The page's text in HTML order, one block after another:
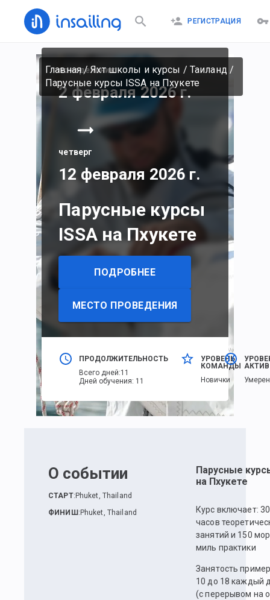
РЕГИСТРАЦИЯ
Главная/Яхт школы и курсы / Таиланд/
Парусные курсы ISSA на Пхукете
понедельник
2 февраля 2026 г.
четверг
12 февраля 2026 г.
Парусные курсы
ISSA на Пхукете
ПОДРОБНЕЕ
МЕСТО ПРОВЕДЕНИЯ
ПРОДОЛЖИТЕЛЬНОСТЬ
Всего дней:11
Дней обучения: 11
УРОВЕНЬ
КОМАНДЫ
Новички
О событии
СТАРТ: Phuket, Thailand
ФИНИШ : Phuket, Thailand
Парусные
на Пхукете
Курс включает: 30
часов
занятий и 150
миль практики
Занятость
10 до 18 каждый
(с перерывом на